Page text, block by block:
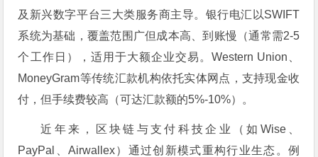
及新兴数字平台三大类服务商主导。银行电汇以SWIFT
系统为基础，覆盖范围广但成本高、到账慢（通常需2-5
个工作日），适用于大额企业交易。Western Union、
MoneyGram等传统汇款机构依托实体网点，支持现金收
付，但手续费较高（可达汇款额的5%-10%）。
近年来，区块链与支付科技企业（如Wise、
PayPal、Airwallex）通过创新模式重构行业生态。例